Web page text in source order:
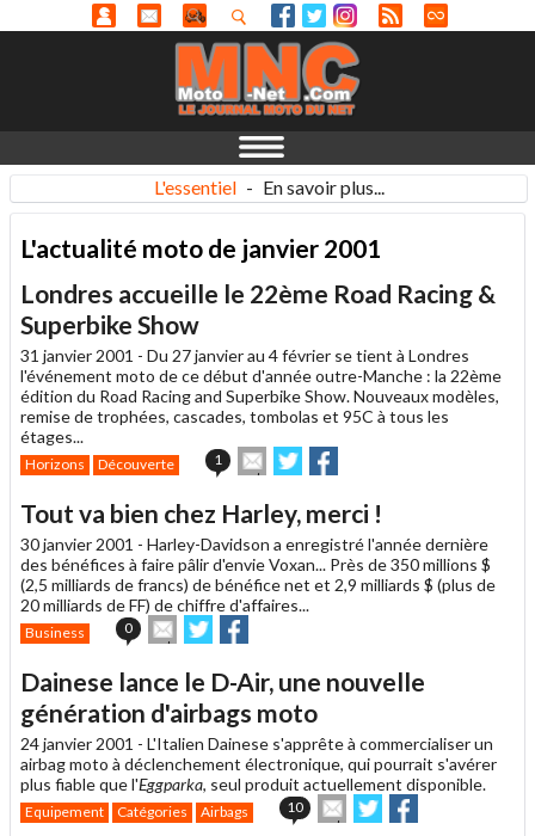
L'essentiel - En savoir plus...
L'actualité moto de janvier 2001
Londres accueille le 22ème Road Racing &
Superbike Show
31 janvier 2001 - Du 27 janvier au 4 février se tient à Londres
l'événement moto de ce début d'année outre-Manche : la 22ème
édition du Road Racing and Superbike Show. Nouveaux modèles,
remise de trophées, cascades, tombolas et 95C à tous les
étages...
Horizons Découverte 1
Envoyer
cet
à
un
ami
Partager
sur sur
Tout va bien chez Harley, merci !
30 janvier 2001 - Harley-Davidson a enregistré l'année dernière
des bénéfices à faire pâlir d'envie Voxan... Près de 350 millions $
(2,5 milliards de francs) de bénéfice net et 2,9 milliards $ (plus de
20 milliards de FF) de chiffre d'affaires...
Business 0
Envoyer
cet
à
un
ami
Partager
sur sur
Dainese lance le D-Air, une nouvelle
génération d'airbags moto
24 janvier 2001 - L'Italien Dainese s'apprête à commercialiser un
airbag moto à déclenchement électronique, qui pourrait s'avérer
plus fiable que l'Eggparka, seul produit actuellement disponible.
Equipement Catégories Airbags 10
Envoyer
cet
Partager
sur sur